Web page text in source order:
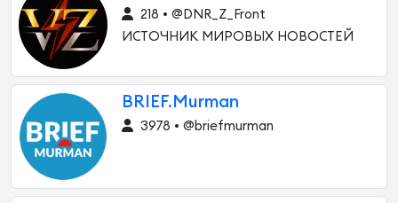
218 • @DNR_Z_Front
ИСТОЧНИК МИРОВЫХ НОВОСТЕЙ
BRIEF.Murman
3978 • @briefmurman